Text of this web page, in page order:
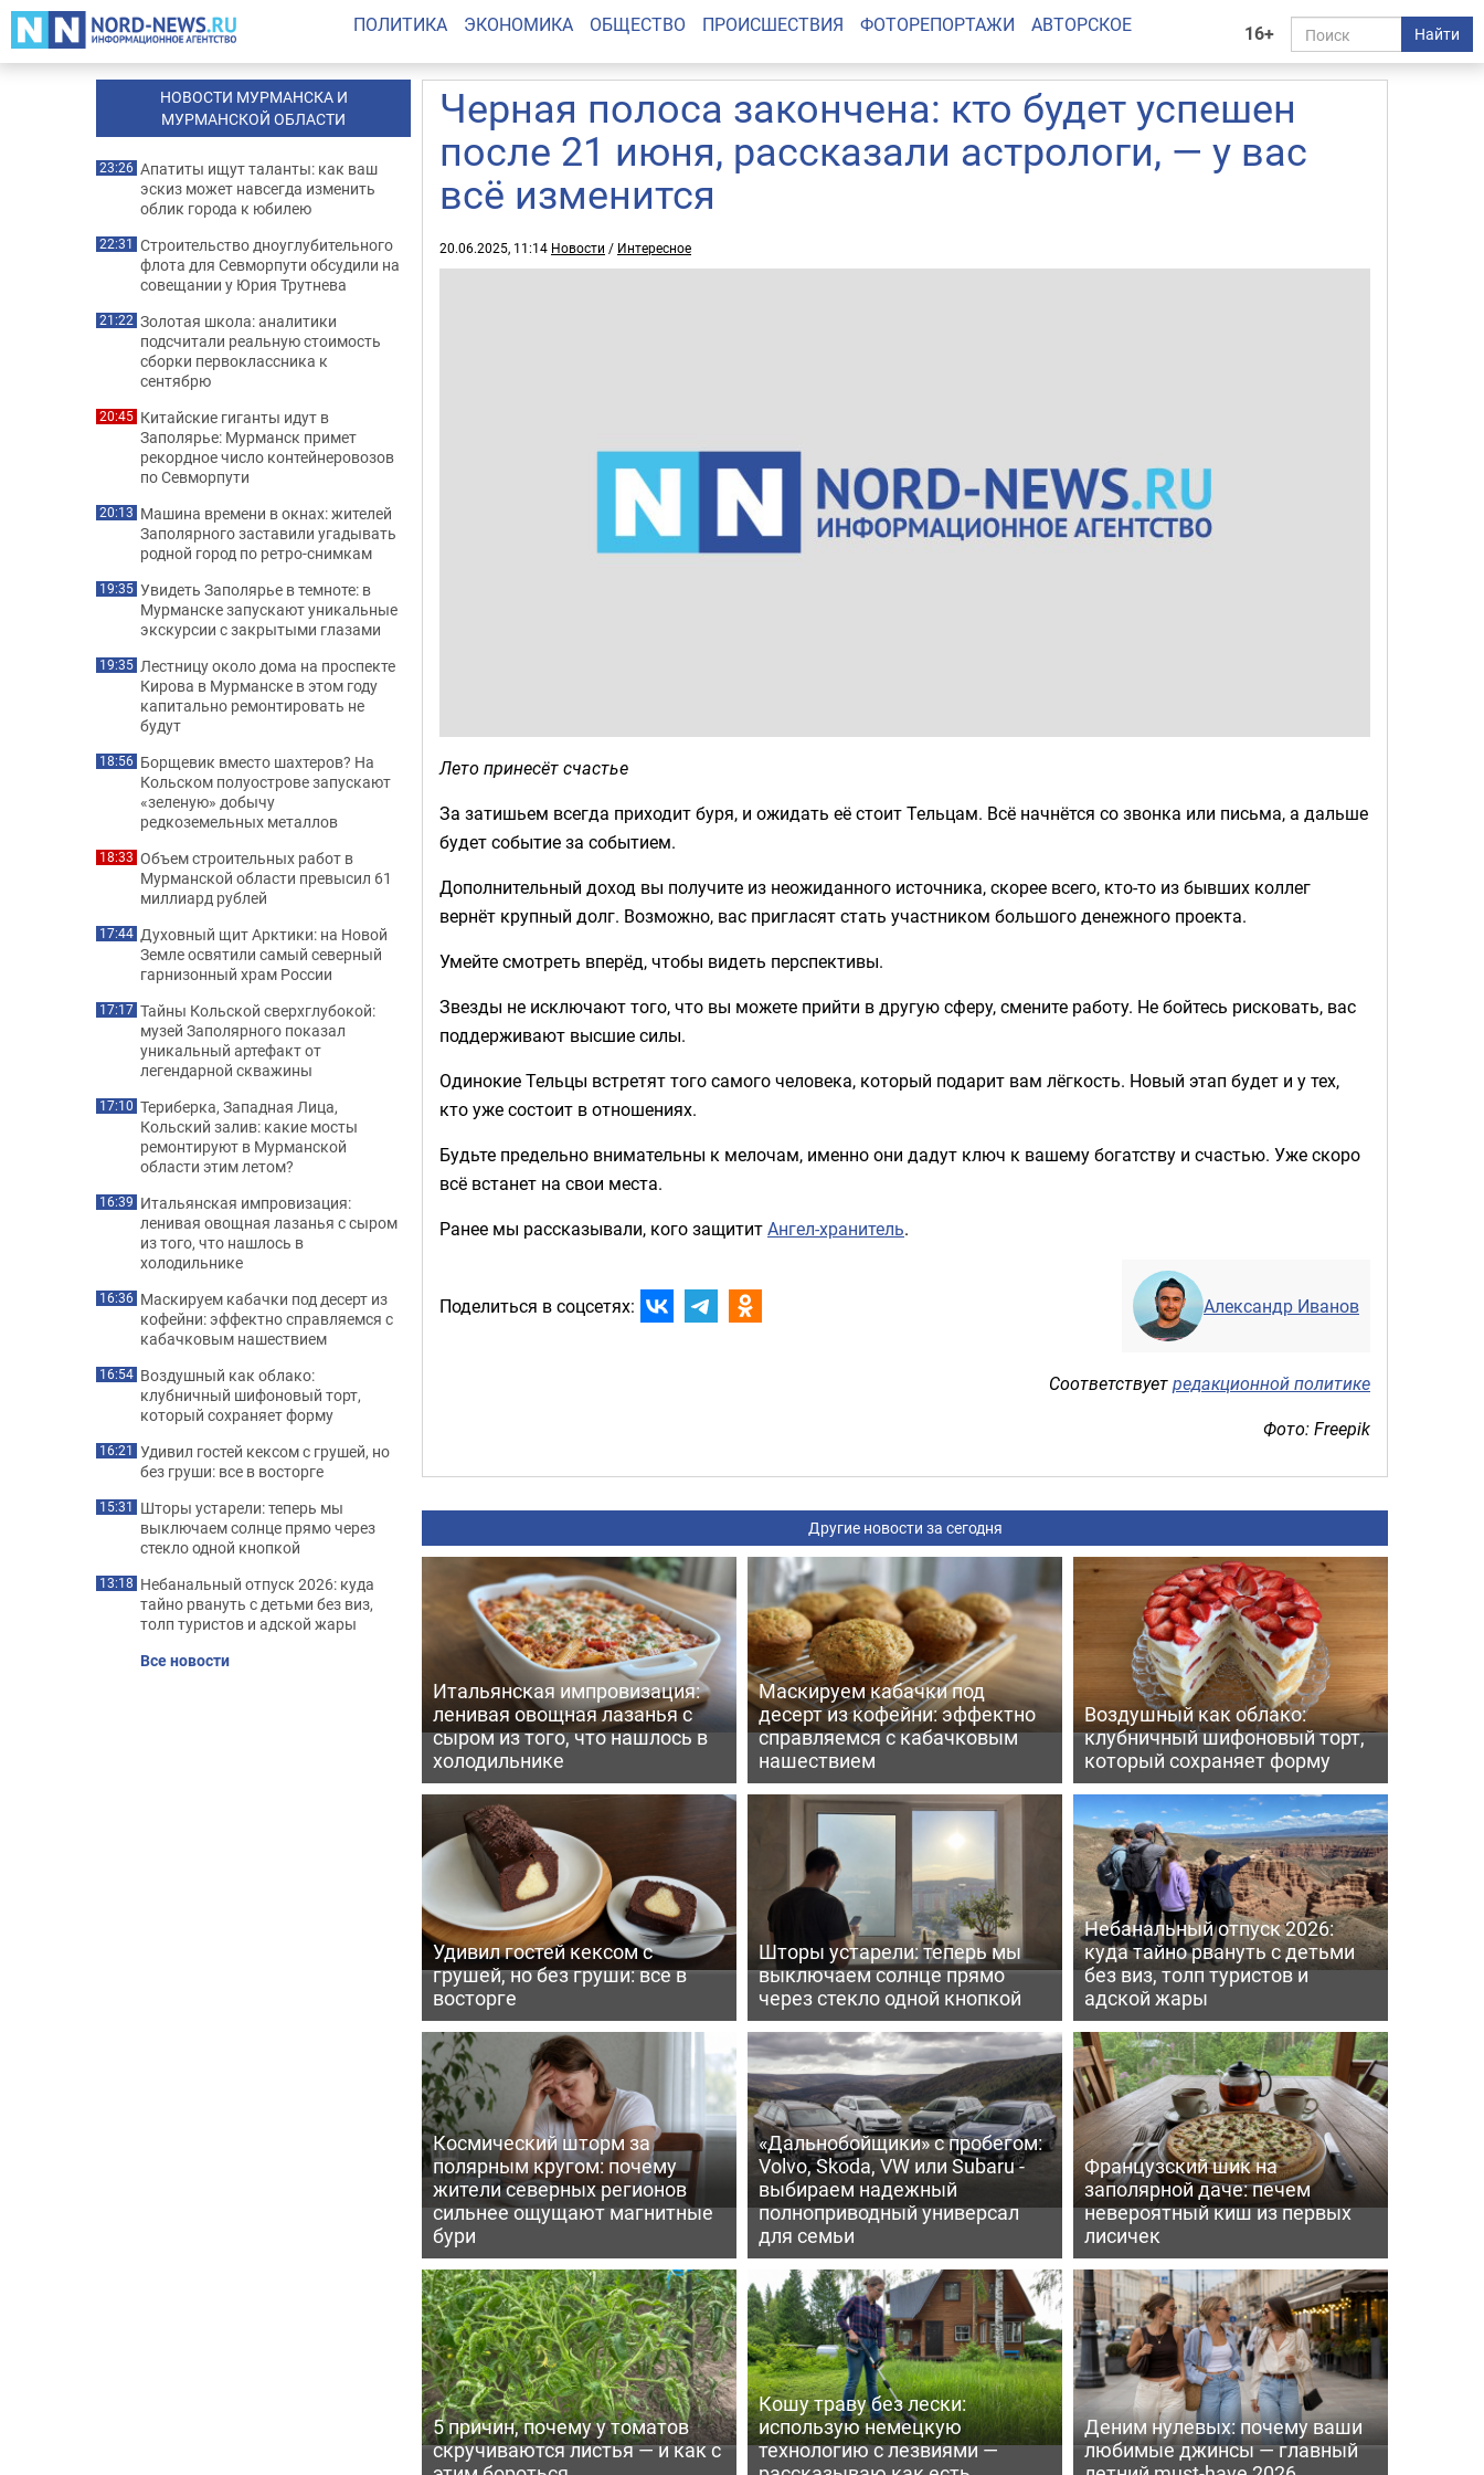
16+ Найти
ПОЛИТИКА ЭКОНОМИКА ОБЩЕСТВО ПРОИСШЕСТВИЯ ФОТОРЕПОРТАЖИ АВТОРСКОЕ
Черная полоса закончена: кто будет успешен
после 21 июня, рассказали астрологи, — у вас
всё изменится
20.06.2025, 11:14 Новости / Интересное
Лето принесёт счастье
За затишьем всегда приходит буря, и ожидать её стоит Тельцам. Всё начнётся со звонка или письма, а дальше
будет событие за событием.
Дополнительный доход вы получите из неожиданного источника, скорее всего, кто-то из бывших коллег
вернёт крупный долг. Возможно, вас пригласят стать участником большого денежного проекта.
Умейте смотреть вперёд, чтобы видеть перспективы.
Звезды не исключают того, что вы можете прийти в другую сферу, смените работу. Не бойтесь рисковать, вас
поддерживают высшие силы.
Одинокие Тельцы встретят того самого человека, который подарит вам лёгкость. Новый этап будет и у тех,
кто уже состоит в отношениях.
Будьте предельно внимательны к мелочам, именно они дадут ключ к вашему богатству и счастью. Уже скоро
всё встанет на свои места.
Ранее мы рассказывали, кого защититАнгел-хранитель.
Поделиться в соцсетях: Александр Иванов
Соответствуетредакционной политике
Фото: Freepik
Другие новости за сегодня
Итальянская импровизация:
ленивая овощная лазанья с
сыром из того, что нашлось в
холодильнике
Маскируем кабачки под
десерт из кофейни: эффектно
справляемся с кабачковым
нашествием
Воздушный как облако:
клубничный шифоновый торт,
который сохраняет форму
Удивил гостей кексом с
грушей, но без груши: все в
восторге
Шторы устарели: теперь мы
выключаем солнце прямо
через стекло одной кнопкой
Небанальный отпуск 2026:
куда тайно рвануть с детьми
без виз, толп туристов и
адской жары
Космический шторм за
полярным кругом: почему
жители северных регионов
сильнее ощущают магнитные
бури
«Дальнобойщики» с пробегом:
Volvo, Skoda, VW или Subaru -
выбираем надежный
полноприводный универсал
для семьи
Французский шик на
заполярной даче: печем
невероятный киш из первых
лисичек
5 причин, почему у томатов
скручиваются листья — и как с
Кошу траву без лески:
использую немецкую
технологию с лезвиями —
Деним нулевых: почему ваши
любимые джинсы — главный
НОВОСТИ МУРМАНСКА И
МУРМАНСКОЙ ОБЛАСТИ
23:26 Апатиты ищут таланты: как ваш
эскиз может навсегда изменить
облик города к юбилею
22:31 Строительство дноуглубительного
флота для Севморпути обсудили на
совещании у Юрия Трутнева
21:22 Золотая школа: аналитики
подсчитали реальную стоимость
сборки первоклассника к
сентябрю
20:45 Китайские гиганты идут в
Заполярье: Мурманск примет
рекордное число контейнеровозов
по Севморпути
20:13 Машина времени в окнах: жителей
Заполярного заставили угадывать
родной город по ретро-снимкам
19:35 Увидеть Заполярье в темноте: в
Мурманске запускают уникальные
экскурсии с закрытыми глазами
19:35 Лестницу около дома на проспекте
Кирова в Мурманске в этом году
капитально ремонтировать не
будут
18:56 Борщевик вместо шахтеров? На
Кольском полуострове запускают
«зеленую» добычу
редкоземельных металлов
18:33 Объем строительных работ в
Мурманской области превысил 61
миллиард рублей
17:44 Духовный щит Арктики: на Новой
Земле освятили самый северный
гарнизонный храм России
17:17 Тайны Кольской сверхглубокой:
музей Заполярного показал
уникальный артефакт от
легендарной скважины
17:10 Териберка, Западная Лица,
Кольский залив: какие мосты
ремонтируют в Мурманской
области этим летом?
16:39 Итальянская импровизация:
ленивая овощная лазанья с сыром
из того, что нашлось в
холодильнике
16:36 Маскируем кабачки под десерт из
кофейни: эффектно справляемся с
кабачковым нашествием
16:54 Воздушный как облако:
клубничный шифоновый торт,
который сохраняет форму
16:21 Удивил гостей кексом с грушей, но
без груши: все в восторге
15:31 Шторы устарели: теперь мы
выключаем солнце прямо через
стекло одной кнопкой
13:18 Небанальный отпуск 2026: куда
тайно рвануть с детьми без виз,
толп туристов и адской жары
Все новости